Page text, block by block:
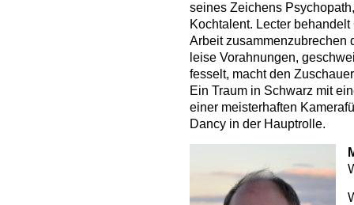
seines Zeichens
Kochtalent. Lecter
Arbeit zusammenzubrechen
leise Vorahnungen,
fesselt, macht den
Ein Traum in Schwarz mit
einer meisterhaften
Dancy in der Hauptrolle.